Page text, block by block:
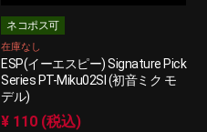
ネコポス可
在庫なし
ESP(イーエスピー) Signature Pick
Series PT-Miku02SI (初音ミク モ
デル)
¥ 110 (税込)